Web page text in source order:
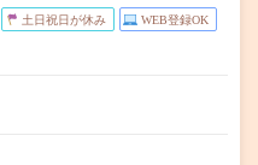
土日祝日が休み WEB登録OK